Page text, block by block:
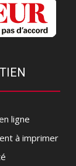
ligne
à imprimer